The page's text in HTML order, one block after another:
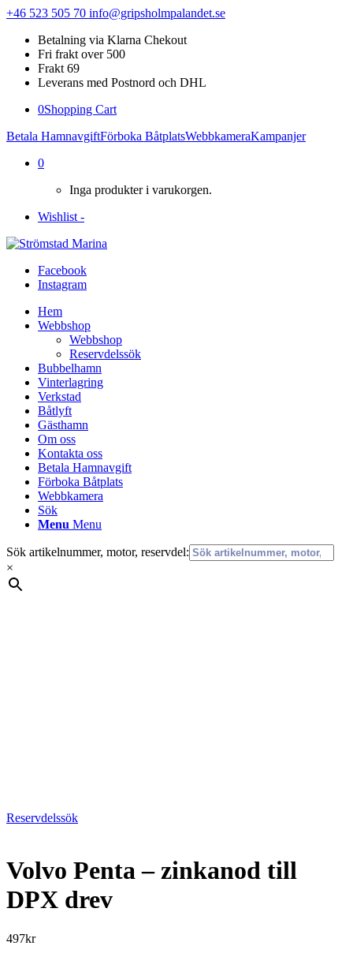
+46 523 505 70 info@gripsholmpalandet.se
Betalning via Klarna Chekout
Fri frakt over 500
Frakt 69
Leverans med Postnord och DHL
0Shopping Cart
Betala HamnavgiftFörboka BåtplatsWebbkameraKampanjer
0
Inga produkter i varukorgen.
Wishlist -
Facebook
Instagram
Hem
Webbshop
Webbshop
Reservdelssök
Bubbelhamn
Vinterlagring
Verkstad
Båtlyft
Gästhamn
Om oss
Kontakta oss
Betala Hamnavgift
Förboka Båtplats
Webbkamera
Sök
Menu Menu
Sök artikelnummer, motor, reservdel:
×
Reservdelssök
Volvo Penta – zinkanod till
DPX drev
497kr